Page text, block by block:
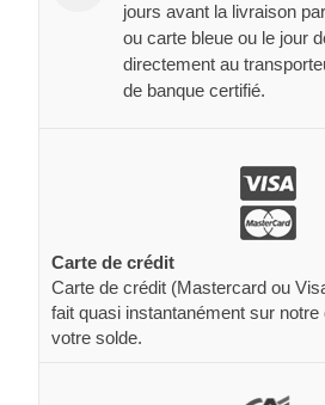
jours avant la livraison
ou carte bleue ou le jour
directement au
de banque certifié.
Carte de crédit
Carte de crédit (Mastercard ou
fait quasi instantanément sur
votre solde.